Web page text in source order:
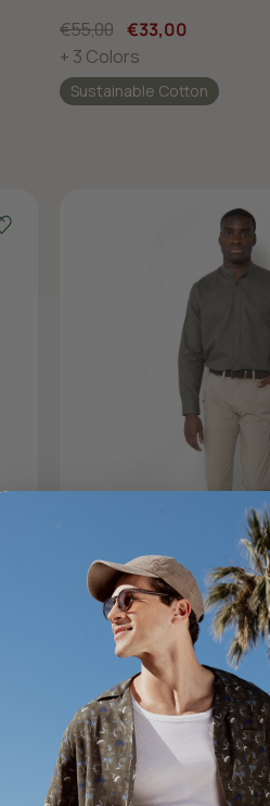
€55,00 €33,00
+ 3 Colors
Sustainable Cotton
-40%
ΠΑΝΤΕΛΟΝΙ CHINOS
€85,00 €51,00
+ 4 Colors